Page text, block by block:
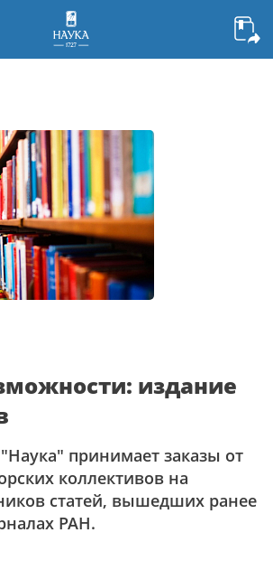
издание
принимает заказы от
коллективов на
статей, вышедших ранее
РАН.